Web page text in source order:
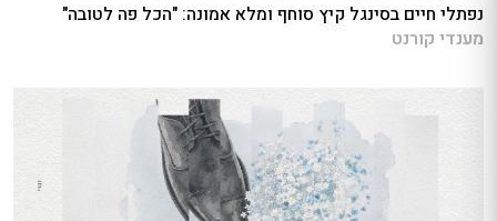
נפתלי חיים בסינגל קיץ סוחף ומלא אמונה: "הכל פה לטובה"
מענדי קורנט